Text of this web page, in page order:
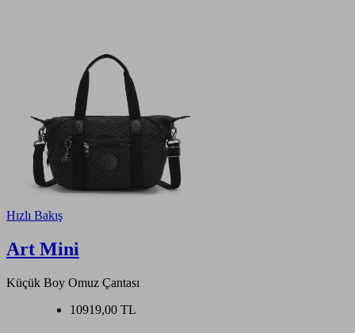
Hızlı Bakış
Art Mini
Küçük Boy Omuz Çantası
10919,00 TL